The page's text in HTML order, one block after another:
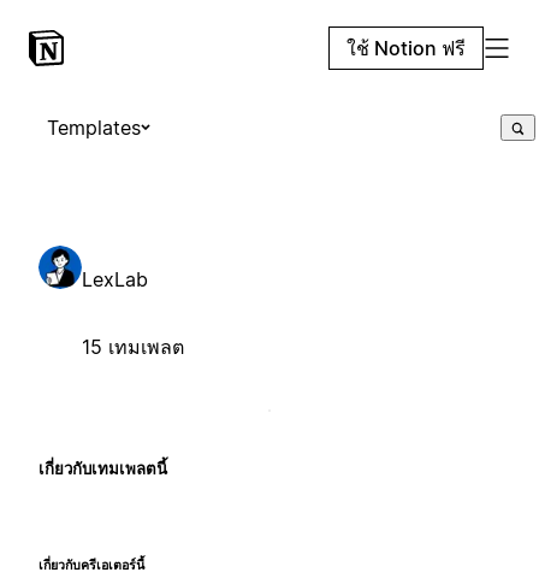
ใช้ Notion ฟรี
Templates
LexLab
15 เทมเพลต
เกี่ยวกับเทมเพลตนี้
เกี่ยวกับครีเอเตอร์นี้